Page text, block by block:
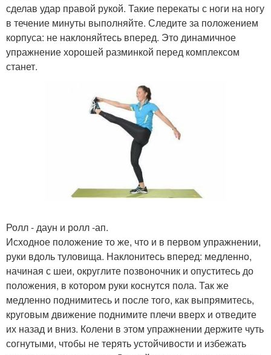
сделав удар правой рукой. Такие перекаты с ноги на ногу
в течение минуты выполняйте. Следите за положением
корпуса: не наклоняйтесь вперед. Это динамичное
упражнение хорошей разминкой перед комплексом
станет.
Ролл - даун и ролл -ап.
Исходное положение то же, что и в первом упражнении,
руки вдоль туловища. Наклонитесь вперед: медленно,
начиная с шеи, округлите позвоночник и опуститесь до
положения, в котором руки коснутся пола. Так же
медленно поднимитесь и после того, как выпрямитесь,
круговым движение поднимите плечи вверх и отведите
их назад и вниз. Колени в этом упражнении держите чуть
согнутыми, чтобы не терять устойчивости и избежать